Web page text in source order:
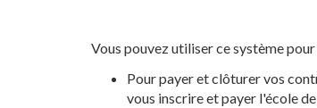
Vous pouvez utiliser ce système
Pour payer et clôturer vos
vous inscrire et payer l'école